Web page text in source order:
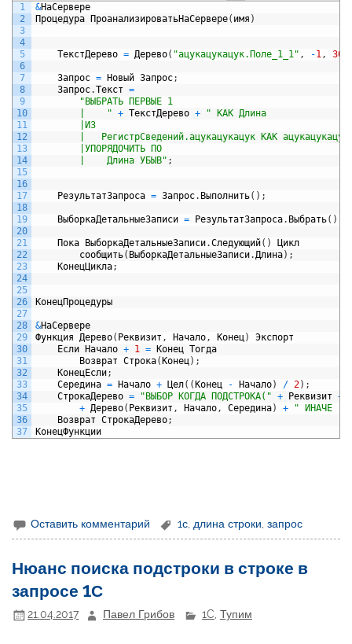
1
2
3
4
5
6
7
8
9
10
11
12
13
14
15
16
17
18
19
20
21
22
23
24
25
26
27
28
29
30
31
32
33
34
35
36
37
&НаСервере
Процедура ПроанализироватьНаСервере( имя )
ТекстДерево = Дерево( "ацукацукацук.Поле_1_1" , -1, 300
Запрос = Новый Запрос;
Запрос.Текст =
"ВЫБРАТЬ ПЕРВЫЕ 1
		|    "
+ ТекстДерево +
" КАК Длина
		|ИЗ
		|	РегистрСведений.ацукацукацук КАК ацукацукацук
		|УПОРЯДОЧИТЬ ПО
|    Длина УБЫВ" ;
РезультатЗапроса = Запрос. Выполнить( ) ;
ВыборкаДетальныеЗаписи = РезультатЗапроса. Выбрать( )
Пока ВыборкаДетальныеЗаписи.Следующий( )
Цикл
сообщить( ВыборкаДетальныеЗаписи.Длина) ;
КонецЦикла;
КонецПроцедуры
&НаСервере
Функция Дерево( Реквизит , Начало, Конец)
Экспорт
Если Начало + 1 = Конец Тогда
Возврат Строка(Конец) ;
КонецЕсли;
Середина = Начало + Цел( (Конец - Начало) / 2) ;
СтрокаДерево = "ВЫБОР КОГДА ПОДСТРОКА(" + Реквизит +
+ Дерево( Реквизит , Начало, Середина) + " ИНАЧЕ "
Возврат СтрокаДерево;
КонецФункции
Оставить комментарий 1с длина строки ,запрос
Нюанс поиска подстроки в строке в
запросе 1С
21.04.2017 Павел Грибов 1C, Тупим